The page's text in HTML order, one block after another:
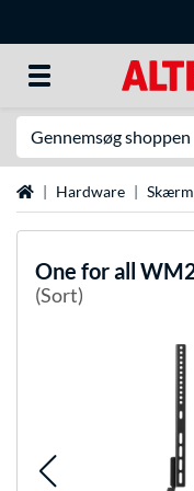
StartsideHardware
One for all
(Sort)